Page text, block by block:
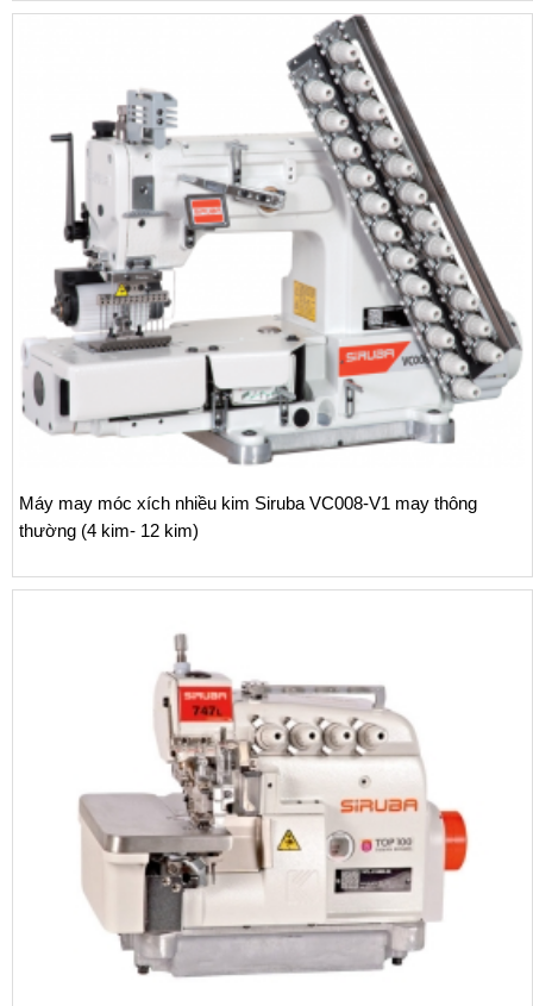
móc xích nhiều kim Siruba VC008-V1 may thông
kim- 12 kim)